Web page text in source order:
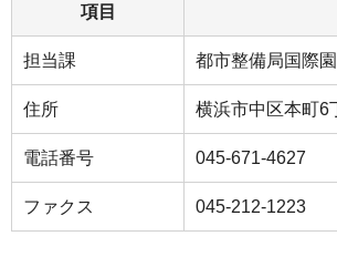
項目
担当課 都市整備局国際
住所 横浜市中区本町6
電話番号 045-671-4627
ファクス 045-212-1223